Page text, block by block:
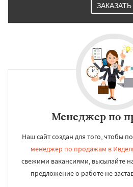
ЗАКАЗАТЬ
Менеджер по
Наш сайт создан для того, чтобы
менеджер по продажам в
свежими вакансиями, высылайте
предложение о работе не